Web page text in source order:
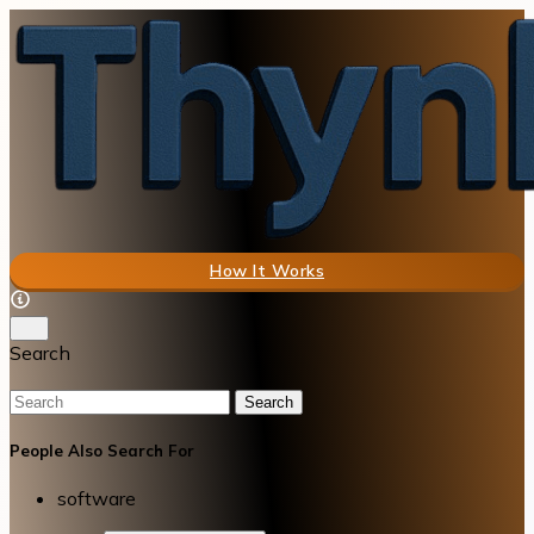
How It Works
Search
Search
People Also Search For
software